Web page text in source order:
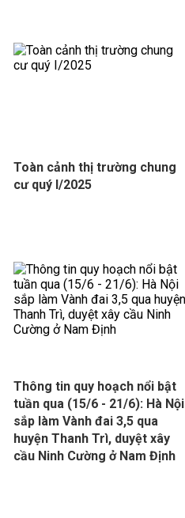
Toàn cảnh thị trường chung
cư quý I/2025
Thông tin quy hoạch nổi bật
tuần qua (15/6 - 21/6): Hà Nội
sắp làm Vành đai 3,5 qua
huyện Thanh Trì, duyệt xây
cầu Ninh Cường ở Nam Định